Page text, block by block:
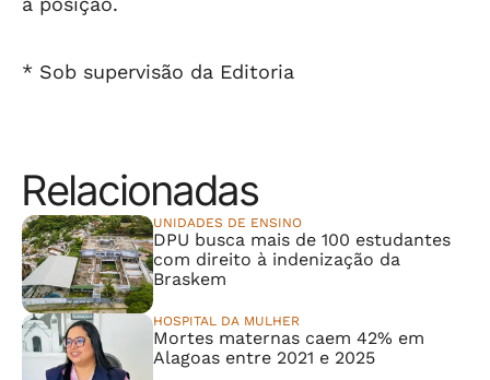
* Sob supervisão da Editoria
Relacionadas
UNIDADES DE ENSINO
DPU busca mais de 100 estudantes
com direito à indenização da
Braskem
HOSPITAL DA MULHER
Mortes maternas caem 42% em
Alagoas entre 2021 e 2025